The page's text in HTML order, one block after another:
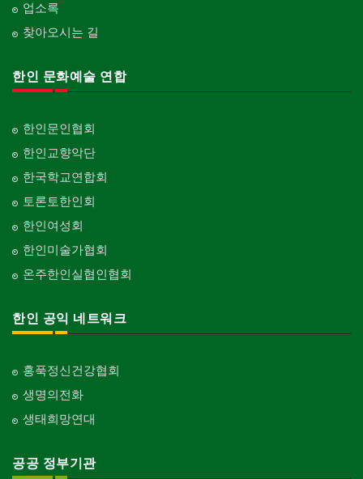
업소록
찾아오시는 길
한인 문화예술 연합
한인문인협회
한인교향악단
한국학교연합회
토론토한인회
한인여성회
한인미술가협회
온주한인실협인협회
한인 공익 네트워크
홍푹정신건강협회
생명의전화
생태희망연대
공공 정부기관